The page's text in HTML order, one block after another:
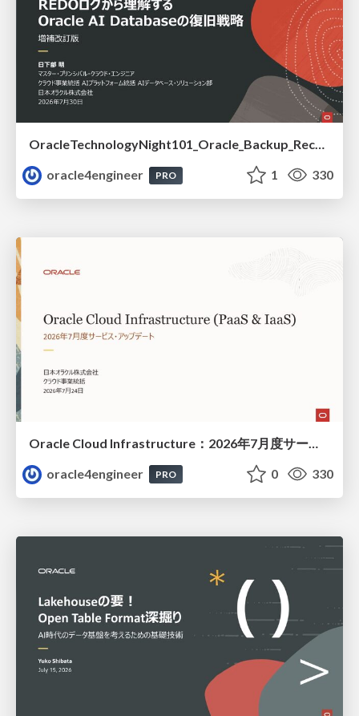
OracleTechnologyNight101_Oracle_Backup_Recovery_Strategy_from_REDO_UNDO
oracle4engineer
PRO 1 330
oracle4engineer
PRO 0 330